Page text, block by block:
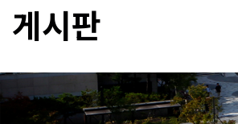
게시판